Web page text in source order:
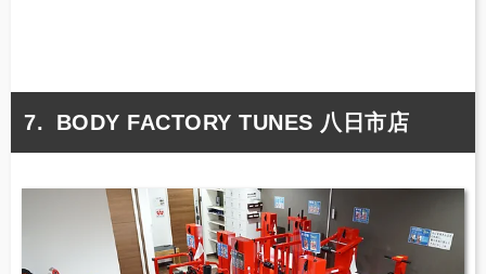
BODY FACTORY TUNES 八日市店